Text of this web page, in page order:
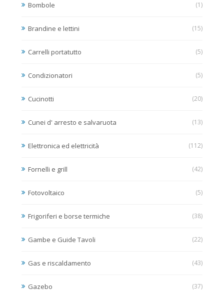
Bombole (1)
Brandine e lettini (15)
Carrelli portatutto (5)
Condizionatori (5)
Cucinotti (20)
Cunei d' arresto e salvaruota (13)
Elettronica ed elettricità (112)
Fornelli e grill (42)
Fotovoltaico (5)
Frigoriferi e borse termiche (38)
Gambe e Guide Tavoli (22)
Gas e riscaldamento (43)
Gazebo (37)